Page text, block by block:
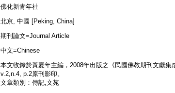
佛化新青年社
北京, 中國 [Peking, China]
期刊論文=Journal Article
中文=Chinese
本文收錄於黃夏年主編，2008年出版之《民國佛教期刊文獻集
v.2,n.4, p.2原刊影印。
文章類別：傳記,文苑